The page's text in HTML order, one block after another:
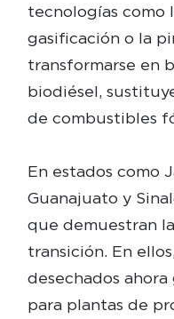
tecnologías como
gasificación o la
transformarse en
biodiésel,
de combustibles
En estados como
Guanajuato y
que demuestran
transición. En
desechados
para plantas de